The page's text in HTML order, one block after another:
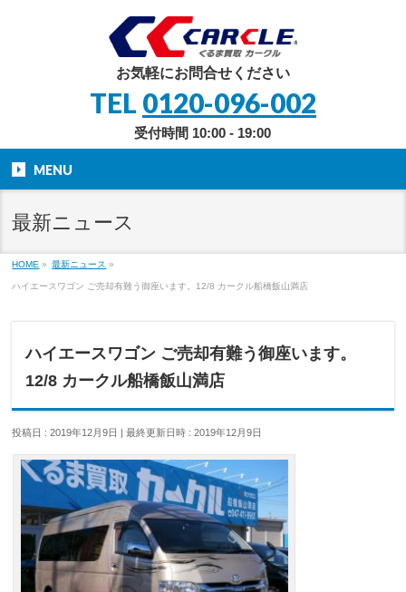
お気軽にお問合せください
TEL 0120-096-002
受付時間 10:00 - 19:00
MENU
最新ニュース
HOME » 最新ニュース »
ハイエースワゴン ご売却有難う御座います。12/8 カークル船橋飯山満店
ハイエースワゴン ご売却有難う御座います。
12/8 カークル船橋飯山満店
投稿日 : 2019年12月9日 最終更新日時 : 2019年12月9日